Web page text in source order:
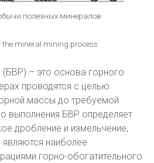
полезных минералов
the mineral mining process
– это основа горного
проводятся с целью
массы до требуемой
выполнения БВР определяет
дробление и измельчение,
являются наиболее
горно-обогатительного